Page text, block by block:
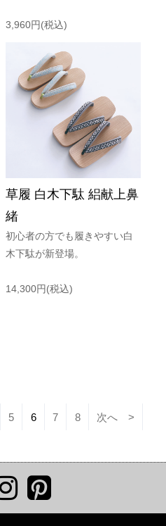
3,960円(税込)
草履 白木下駄 絽献上鼻
緒
初心者の方でも履きやすい白
木下駄が新登場。
14,300円(税込)
5 6 7 8 次へ >